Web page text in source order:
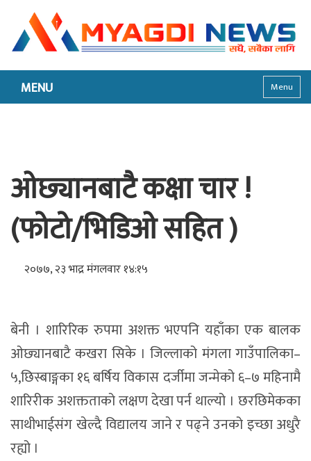
MENU Menu
ओछ्यानबाटै कक्षा चार !
(फोटो/भिडिओ सहित )
२०७७, २३ भाद्र मंगलवार १४:१५
बेनी । शारिरिक रुपमा अशक्त भएपनि यहाँका एक बालक
ओछ्यानबाटै कखरा सिके । जिल्लाको मंगला गाउँपालिका–
५,छिस्बाङ्गका १६ बर्षिय विकास दर्जीमा जन्मेको ६–७ महिनामै
शारिरीक अशक्तताको लक्षण देखा पर्न थाल्यो । छरछिमेकका
साथीभाईसंग खेल्दै विद्यालय जाने र पढ्ने उनको इच्छा अधुरै
रह्यो ।